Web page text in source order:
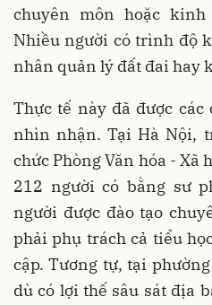
chuyên môn hoặc
Nhiều người có trình độ
nhân quản lý đất đai hay
Thực tế này đã được
nhìn nhận. Tại Hà Nội,
chức Phòng Văn hóa -
212 người có bằng sư
người được đào tạo
phải phụ trách cả tiểu
cập. Tương tự, tại
dù có lợi thế sâu sát địa